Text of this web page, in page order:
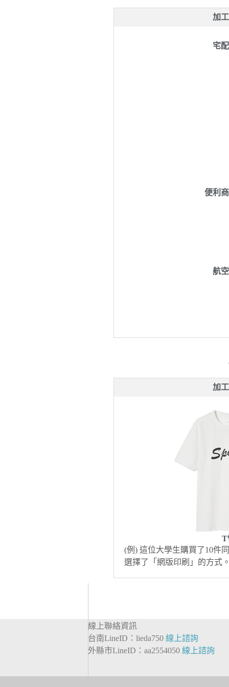
加
宅
便利
航
加
T
(例) 這位大學生購買了10件
選擇了「網版印刷」的方式
線上聯絡資訊
台南LineID：lieda750 線上諮詢
外縣市LineID：aa2554050 線上諮詢